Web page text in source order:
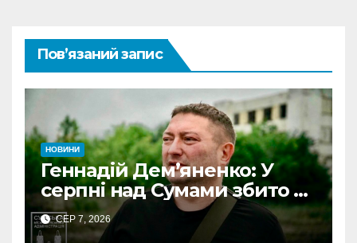
Пов’язаний запис
НОВИНИ
Геннадій Дем’яненко: У
серпні над Сумами збито 6
КАБів
СЕР 7, 2026